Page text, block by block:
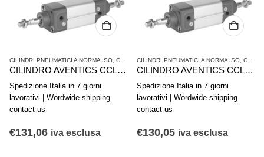
CILINDRI PNEUMATICI A NORMA ISO CILINDRI PNEUMATICI E AZIONAMENTI ,SERIE
CILINDRO AVENTICS CCL-IS R480671117
Spedizione Italia in 7 giorni
lavorativi | Wordwide shipping
contact us
€131,06 iva esclusa
CILINDRI PNEUMATICI A NORMA ISO CILINDRI PNEUMATICI E AZIONAMENTI
CILINDRO AVENTICS CCL-IS R480671116
Spedizione Italia in 7 giorni
lavorativi | Wordwide shipping
contact us
€130,05 iva esclusa